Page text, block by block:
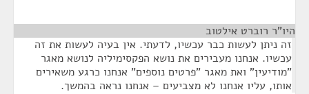
היו"ר רוברט אילטוב
זה ניתן לעשות כבר עכשיו, לדעתי. אין בעיה לעשות את זה
עכשיו. אנחנו מעבירים את נושא הפקסימיליה לנושא מאגר
"מודיעין" ואת מאגר "פרטים נוספים" אנחנו כרגע משאירים
אותו, עליו אנחנו לא מצביעים – אנחנו נראה בהמשך.